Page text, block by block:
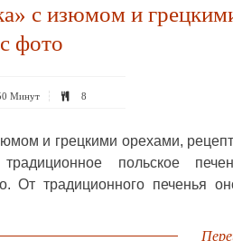
с изюмом и
фото
Минут 8
и грецкими орехами,
польское
От традиционного печенья